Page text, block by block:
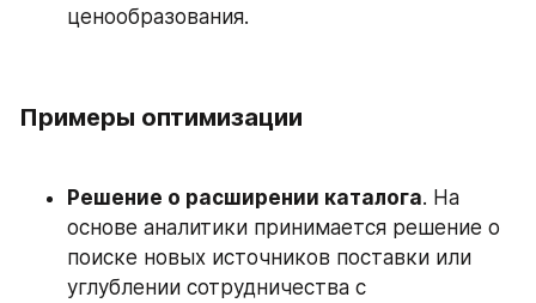
ценообразования.
Примеры оптимизации
Решение о расширении каталога. На
основе аналитики принимается решение о
поиске новых источников поставки или
углублении сотрудничества с